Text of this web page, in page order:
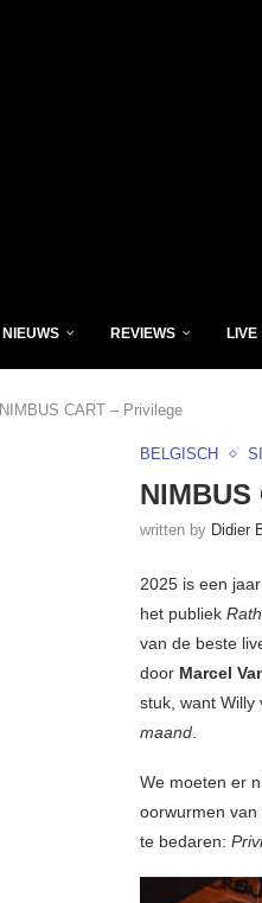
NIEUWS REVIEWS LIVE
NIMBUS CART – Privilege
BELGISCH
written by Didier
2025 is een
het publiek
van de beste
door Marcel
stuk, want Willy
maand.
We moeten er
oorwurmen
te bedaren: